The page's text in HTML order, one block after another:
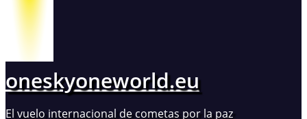
oneskyoneworld.eu
El vuelo internacional de cometas por la paz